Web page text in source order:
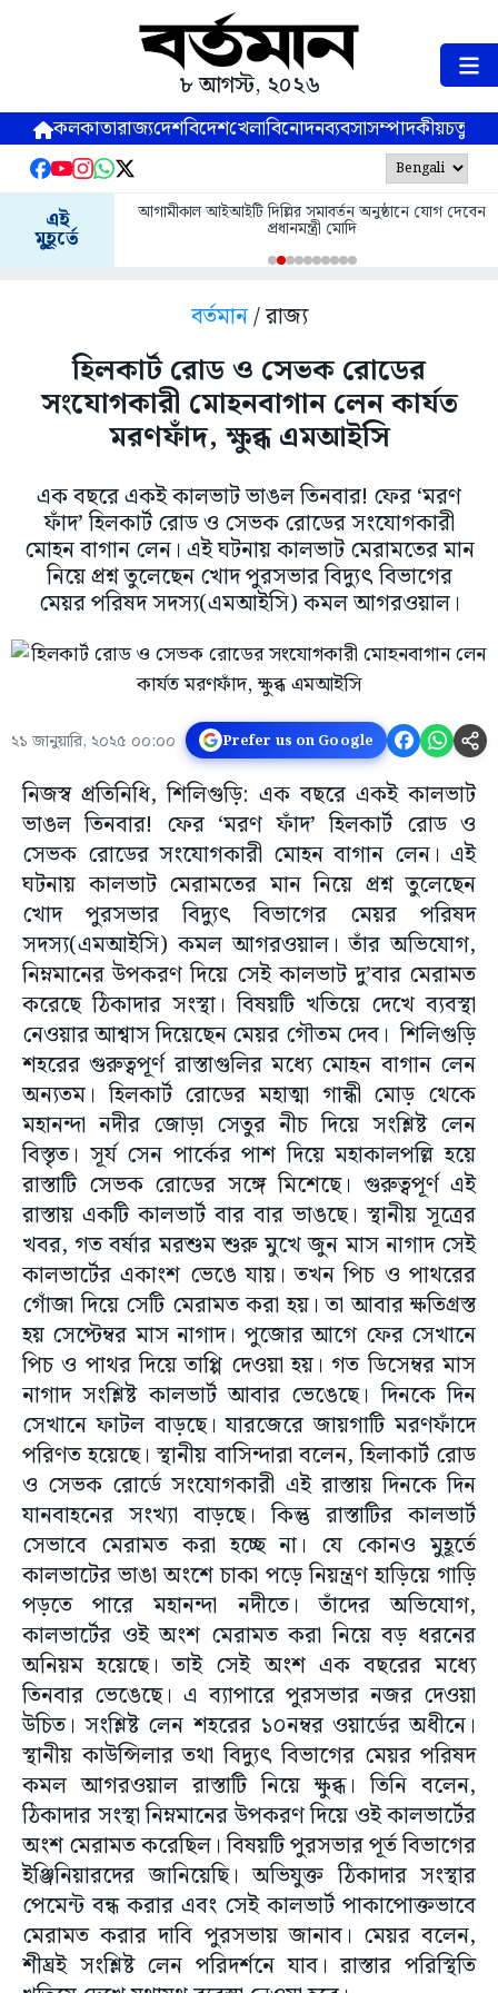
৮ আগস্ট, ২০২৬
কলকাতারাজ্যদেশবিদেশখেলাবিনোদনব্যবসাসম্পাদকীয়
এই
মুহূর্তে
আগামীকাল আইআইটি দিল্লির সমাবর্তন অনুষ্ঠানে যোগ দেবেন
প্রধানমন্ত্রী মোদি
বর্তমান/ রাজ্য
হিলকার্ট রোড ও সেভক রোডের
সংযোগকারী মোহনবাগান লেন কার্যত
মরণফাঁদ, ক্ষুব্ধ এমআইসি
এক বছরে একই কালভাট ভাঙল তিনবার! ফের ‘মরণ
ফাঁদ’ হিলকার্ট রোড ও সেভক রোডের সংযোগকারী
মোহন বাগান লেন। এই ঘটনায় কালভাট মেরামতের মান
নিয়ে প্রশ্ন তুলেছেন খোদ পুরসভার বিদ্যুৎ বিভাগের
মেয়র পরিষদ সদস্য(এমআইসি) কমল আগরওয়াল।
২১ জানুয়ারি, ২০২৫ ০০:০০ Prefer us on Google
নিজস্ব প্রতিনিধি, শিলিগুড়ি: এক বছরে একই কালভাট
ভাঙল তিনবার! ফের ‘মরণ ফাঁদ’ হিলকার্ট রোড ও
সেভক রোডের সংযোগকারী মোহন বাগান লেন। এই
ঘটনায় কালভাট মেরামতের মান নিয়ে প্রশ্ন তুলেছেন
খোদ পুরসভার বিদ্যুৎ বিভাগের মেয়র পরিষদ
সদস্য(এমআইসি) কমল আগরওয়াল। তাঁর অভিযোগ,
নিম্নমানের উপকরণ দিয়ে সেই কালভাট দু’বার মেরামত
করেছে ঠিকাদার সংস্থা। বিষয়টি খতিয়ে দেখে ব্যবস্থা
নেওয়ার আশ্বাস দিয়েছেন মেয়র গৌতম দেব। শিলিগুড়ি
শহরের গুরুত্বপূর্ণ রাস্তাগুলির মধ্যে মোহন বাগান লেন
অন্যতম। হিলকার্ট রোডের মহাত্মা গান্ধী মোড় থেকে
মহানন্দা নদীর জোড়া সেতুর নীচ দিয়ে সংশ্লিষ্ট লেন
বিস্তৃত। সূর্য সেন পার্কের পাশ দিয়ে মহাকালপল্লি হয়ে
রাস্তাটি সেভক রোডের সঙ্গে মিশেছে। গুরুত্বপূর্ণ এই
রাস্তায় একটি কালভার্ট বার বার ভাঙছে। স্থানীয় সূত্রের
খবর, গত বর্ষার মরশুম শুরু মুখে জুন মাস নাগাদ সেই
কালভার্টের একাংশ ভেঙে যায়। তখন পিচ ও পাথরের
গোঁজা দিয়ে সেটি মেরামত করা হয়। তা আবার ক্ষতিগ্রস্ত
হয় সেপ্টেম্বর মাস নাগাদ। পুজোর আগে ফের সেখানে
পিচ ও পাথর দিয়ে তাপ্পি দেওয়া হয়। গত ডিসেম্বর মাস
নাগাদ সংশ্লিষ্ট কালভার্ট আবার ভেঙেছে। দিনকে দিন
সেখানে ফাটল বাড়ছে। যারজেরে জায়গাটি মরণফাঁদে
পরিণত হয়েছে। স্থানীয় বাসিন্দারা বলেন, হিলাকার্ট রোড
ও সেভক রোর্ডে সংযোগকারী এই রাস্তায় দিনকে দিন
যানবাহনের সংখ্যা বাড়ছে। কিন্তু রাস্তাটির কালভার্ট
সেভাবে মেরামত করা হচ্ছে না। যে কোনও মুহূর্তে
কালভাটের ভাঙা অংশে চাকা পড়ে নিয়ন্ত্রণ হাড়িয়ে গাড়ি
পড়তে পারে মহানন্দা নদীতে। তাঁদের অভিযোগ,
কালভার্টের ওই অংশ মেরামত করা নিয়ে বড় ধরনের
অনিয়ম হয়েছে। তাই সেই অংশ এক বছরের মধ্যে
তিনবার ভেঙেছে। এ ব্যাপারে পুরসভার নজর দেওয়া
উচিত। সংশ্লিষ্ট লেন শহরের ১০নম্বর ওয়ার্ডের অধীনে।
স্থানীয় কাউন্সিলার তথা বিদ্যুৎ বিভাগের মেয়র পরিষদ
কমল আগরওয়াল রাস্তাটি নিয়ে ক্ষুব্ধ। তিনি বলেন,
ঠিকাদার সংস্থা নিম্নমানের উপকরণ দিয়ে ওই কালভার্টের
অংশ মেরামত করেছিল। বিষয়টি পুরসভার পূর্ত বিভাগের
ইঞ্জিনিয়ারদের জানিয়েছি। অভিযুক্ত ঠিকাদার সংস্থার
পেমেন্ট বন্ধ করার এবং সেই কালভার্ট পাকাপোক্তভাবে
মেরামত করার দাবি পুরসভায় জানাব। মেয়র বলেন,
শীঘ্রই সংশ্লিষ্ট লেন পরিদর্শনে যাব। রাস্তার পরিস্থিতি